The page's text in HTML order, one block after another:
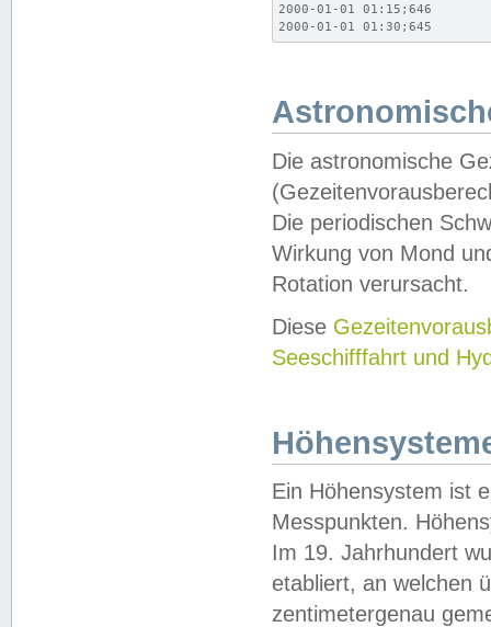
2000-01-01 01:15;646
2000-01-01 01:30;645
Die astronomische
Die periodischen
Wirkung von Mond
Rotation verursacht.
Diese
Seeschifffahrt und
Ein Höhensystem ist
Messpunkten.
Im 19. Jahrhundert
etabliert, an welchen
zentimetergenau